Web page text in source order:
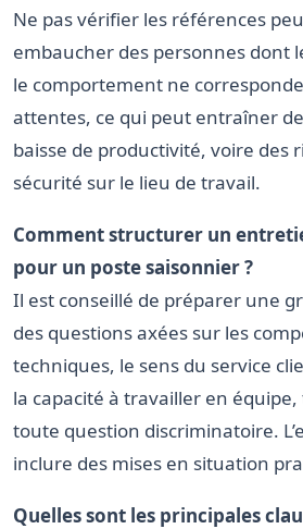
Ne pas vérifier les références
embaucher des personnes dont
le comportement ne
attentes, ce qui peut entraîner
baisse de productivité, voire des
sécurité sur le lieu de travail.
Comment structurer un
pour un poste saisonnier ?
Il est conseillé de préparer une
des questions axées sur les
techniques, le sens du service
la capacité à travailler en
toute question discriminatoire.
inclure des mises en situation
Quelles sont les principales